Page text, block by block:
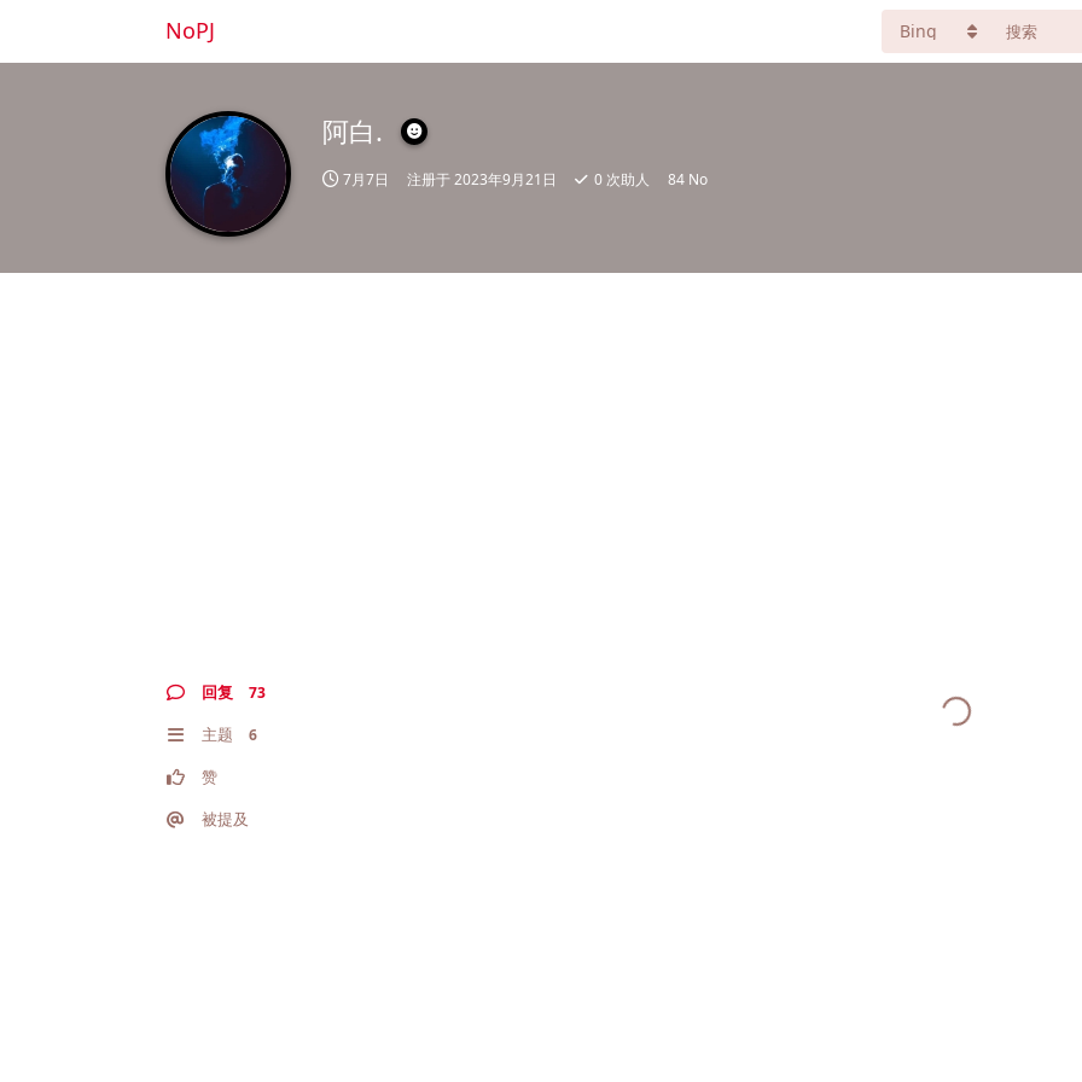
NoPJ
阿白.
7月7日 注册于2023年9月21日 0 次助人 84 No
回复 73
主题 6
赞
被提及